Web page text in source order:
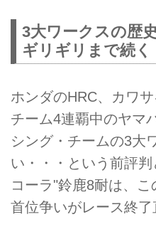
3大ワークスの歴
ギリギリまで続く
ホンダのHRC、カワ
チーム4連覇中のヤマ
シング・チームの3大
い・・・という前評判
コーラ"鈴鹿8耐は、
首位争いがレース終了